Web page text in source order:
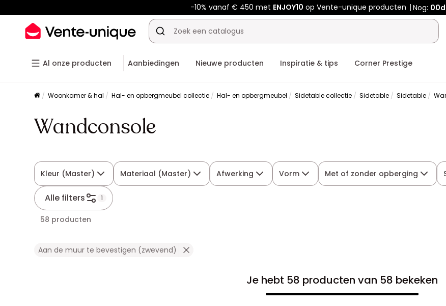
-10% vanaf € 450 met ENJOY10 op Vente-unique producten Nog: 00d
Al onze producten Aanbiedingen Nieuwe producten Inspiratie & tips Corner Prestige
Woonkamer & hal Hal- en opbergmeubel collectie Hal- en opbergmeubel Sidetable collectie Sidetable Sidetable
Wandconsole
Kleur (Master) Materiaal (Master) Afwerking Vorm Met of zonder opberging
Alle filters 1
58 producten
Aan de muur te bevestigen (zwevend)
Je hebt 58 producten van 58 bekeken